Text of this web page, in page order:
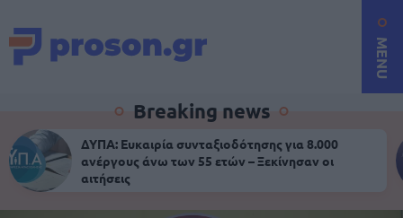
MENU
Breaking news
ΔΥΠΑ: Ευκαιρία συνταξιοδότησης για 8.000
ανέργους άνω των 55 ετών – Ξεκίνησαν οι
αιτήσεις